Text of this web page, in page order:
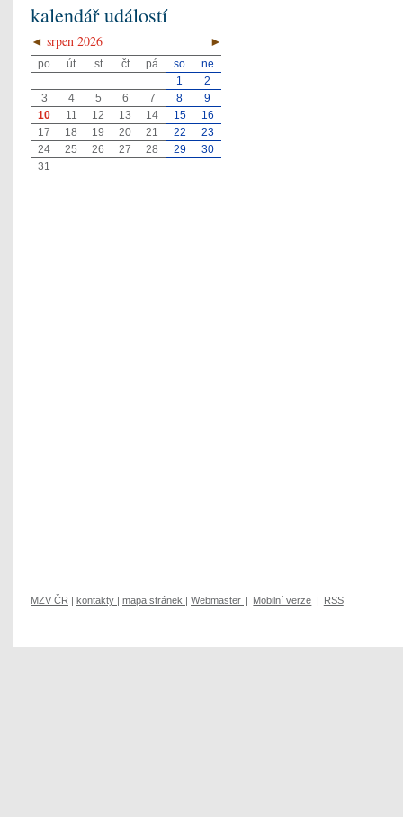
kalendář událostí
◄ ►
srpen 2026
po út st čt pá so
ne
1
2
3
4 5 6 7 8
9
10
11 12 13 14 15
16
17
18 19 20 21 22
23
24
25 26 27 28 29
30
31
MZV ČR | kontakty | mapa stránek | Webmaster | Mobilní verze | RSS